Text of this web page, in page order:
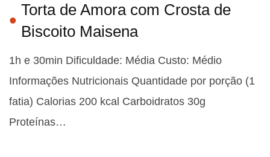
Torta de Amora com Crosta de
Biscoito Maisena
1h e 30min Dificuldade: Média Custo: Médio
Informações Nutricionais Quantidade por porção (1
fatia) Calorias 200 kcal Carboidratos 30g
Proteínas…